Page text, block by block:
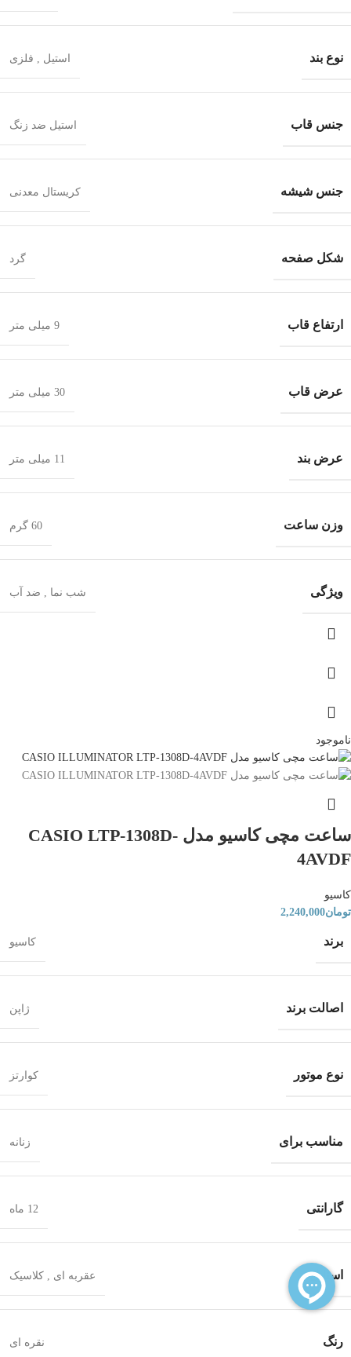
نوع بند استیل فلزی
جنس قاب استیل ضد زنگ
جنس شیشه کریستال معدنی
شکل صفحه گرد
ارتفاع قاب 9 میلی متر
عرض قاب 30 میلی متر
عرض بند 11 میلی متر
وزن ساعت 60 گرم
ویژگی شب‌ نما ضد آب
ناموجود
ساعت مچی کاسیو مدل CASIO LTP-1308D-
4AVDF
کاسیو
تومان2,240,000
برند کاسیو
اصالت برند ژاپن
نوع موتور کوارتز
مناسب برای زنانه
گارانتی 12 ماه
استایل عقربه ای , کلاسیک
رنگ نقره ای